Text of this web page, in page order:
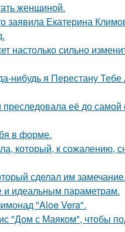
женщиной.
заявила Екатерина
настолько сильно
нибудь я Перестану
её до
в форме.
который, к сожалению,
сделал им замечание.
и идеальным параметрам.
"Aloe Vera".
"Дом с Маяком", чтобы